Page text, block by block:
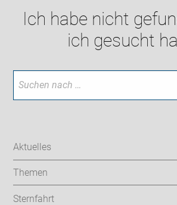
Ich habe nicht
ich gesucht
Aktuelles
Themen
Sternfahrt